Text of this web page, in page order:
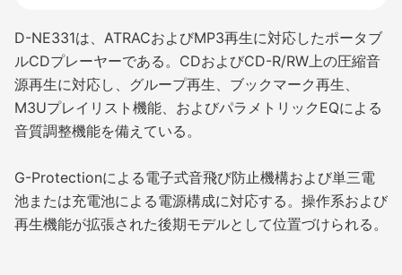
D-NE331は、ATRACおよびMP3再生に対応したポータブ
ルCDプレーヤーである。CDおよびCD-R/RW上の圧縮音
源再生に対応し、グループ再生、ブックマーク再生、
M3Uプレイリスト機能、およびパラメトリックEQによる
音質調整機能を備えている。
G-Protectionによる電子式音飛び防止機構および単三電
池または充電池による電源構成に対応する。操作系および
再生機能が拡張された後期モデルとして位置づけられる。